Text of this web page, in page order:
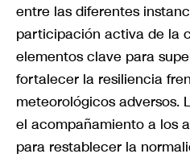
entre las diferentes
participación activa de la
elementos clave para
fortalecer la resiliencia
meteorológicos adversos.
el acompañamiento a los
para restablecer la